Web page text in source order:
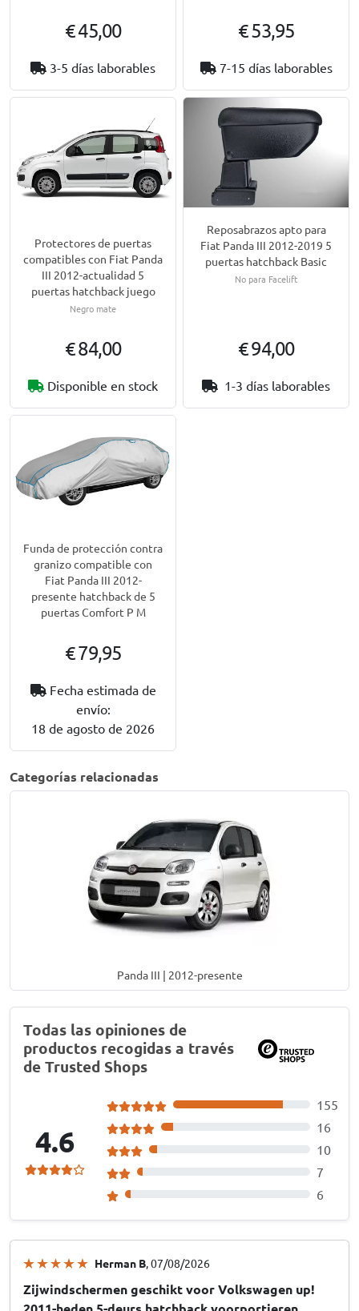
€ 45,00
3-5 días laborables
€ 53,95
7-15 días laborables
Protectores de puertas
compatibles con Fiat Panda
III 2012-actualidad 5
puertas hatchback juego
Negro mate
€ 84,00
Disponible en stock
Reposabrazos apto para
Fiat Panda III 2012-2019 5
puertas hatchback Basic
No para Facelift
€ 94,00
1-3 días laborables
Funda de protección contra
granizo compatible con
Fiat Panda III 2012-
presente hatchback de 5
puertas Comfort P M
€ 79,95
Fecha estimada de
envío:
18 de agosto de 2026
Categorías relacionadas
Panda III | 2012-presente
Todas las opiniones de
productos recogidas a través
de Trusted Shops
4.6
155
16
10
7
6
Herman B, 07/08/2026
Zijwindschermen geschikt voor Volkswagen up!